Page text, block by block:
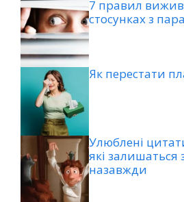
7 правил
стосунках з
Як перестати
Улюблені
які залишаться
назавжди